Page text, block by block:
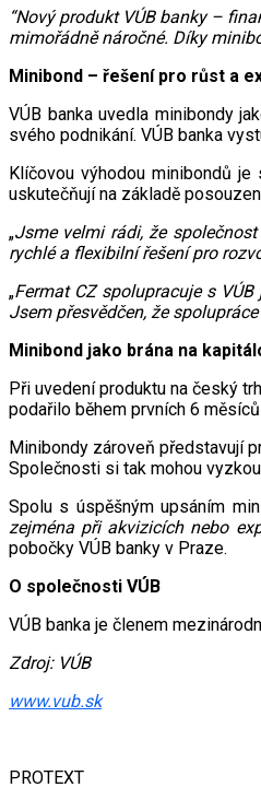
“Nový produkt VÚB banky –
mimořádně náročné. Díky
Minibond – řešení pro růst a
VÚB banka uvedla minibondy
svého podnikání. VÚB banka
Klíčovou výhodou minibondů
uskutečňují na základě
„Jsme velmi rádi, že
rychlé a flexibilní řešení pro
„Fermat CZ spolupracuje s
Jsem přesvědčen, že
Minibond jako brána na
Při uvedení produktu na český
podařilo během prvních 6
Minibondy zároveň představují
Společnosti si tak mohou
Spolu s úspěšným upsáním
zejména při akvizicích nebo
pobočky VÚB banky v Praze.
O společnosti VÚB
VÚB banka je členem
Zdroj: VÚB
www.vub.sk
PROTEXT